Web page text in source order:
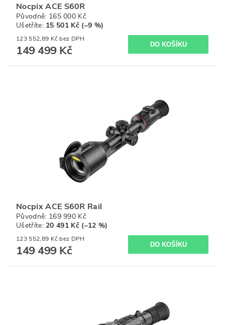
Nocpix ACE S60R
Původně: 165 000 Kč
Ušetříte: 15 501 Kč (–9 %)
123 552,89 Kč bez DPH
149 499 Kč
Nocpix ACE S60R Rail
Původně: 169 990 Kč
Ušetříte: 20 491 Kč (–12 %)
123 552,89 Kč bez DPH
149 499 Kč